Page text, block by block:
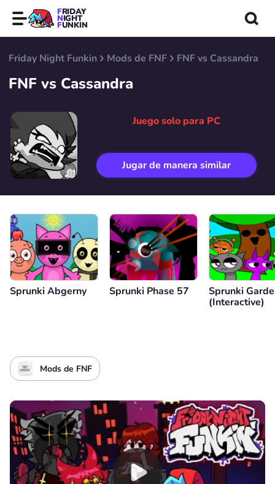
FRIDAY
NIGHT
FUNKIN
Friday Night Funkin Mods de FNF FNF vs Cassandra
FNF vs Cassandra
Juego solo para PC
Jugar de manera similar
Sprunki Abgerny Sprunki Phase 57
Sprunki
(Interactive)
Mods de FNF